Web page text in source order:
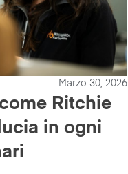
Marzo 30, 2026
Ritchie
in ogni